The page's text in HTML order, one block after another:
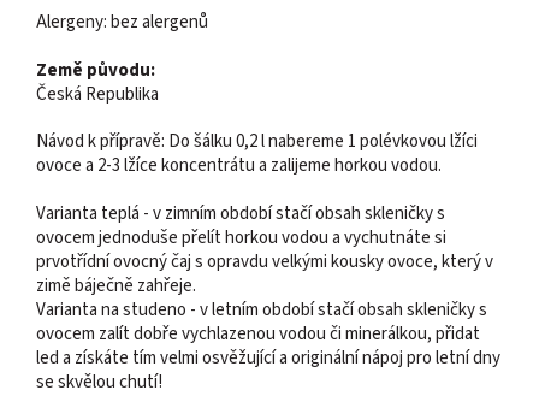
Alergeny: bez alergenů
Země původu:
Česká Republika
Návod k přípravě: Do šálku 0,2 l nabereme 1 polévkovou lžíci
ovoce a 2-3 lžíce koncentrátu a zalijeme horkou vodou.
Varianta teplá - v zimním období stačí obsah skleničky s
ovocem jednoduše přelít horkou vodou a vychutnáte si
prvotřídní ovocný čaj s opravdu velkými kousky ovoce, který v
zimě báječně zahřeje.
Varianta na studeno - v letním období stačí obsah skleničky s
ovocem zalít dobře vychlazenou vodou či minerálkou, přidat
led a získáte tím velmi osvěžující a originální nápoj pro letní dny
se skvělou chutí!